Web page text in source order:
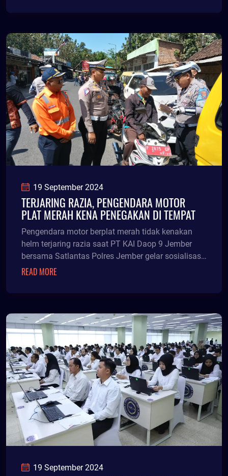
19 September 2024
TERJARING RAZIA, PENGENDARA MOTOR
PLAT MERAH KENA PENEGAKAN DI TEMPAT
Pengendara motor berplat merah tidak kenakan
helm terjaring razia saat PT KAI Daop 9 Jember
bersama Satlantas Polres Jember gelar sosialisasi
kesel
READ MORE
19 September 2024